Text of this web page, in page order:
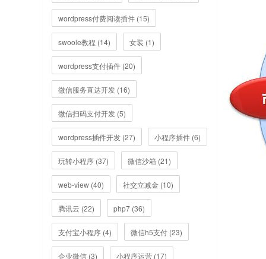
wordpress付费阅读插件 (15)
swoole教程 (14) 女装 (1)
wordpress支付插件 (20)
微信服务直达开发 (16)
微信扫码支付开发 (5)
wordpress插件开发 (27) 小程序插件 (6)
玩转小程序 (37) 微信沙箱 (21)
web-view (40) 社交立减金 (10)
腾讯云 (22) php7 (36)
支付宝小程序 (4) 微信h5支付 (23)
企业微信 (3) 小程序运营 (17)